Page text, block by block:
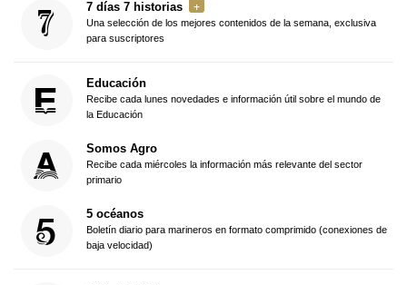
7 días 7 historias
Una selección de los mejores contenidos de la semana, exclusiva
para suscriptores
Educación
Recibe cada lunes novedades e información útil sobre el mundo de
la Educación
Somos Agro
Recibe cada miércoles la información más relevante del sector
primario
5 océanos
Boletín diario para marineros en formato comprimido (conexiones de
baja velocidad)